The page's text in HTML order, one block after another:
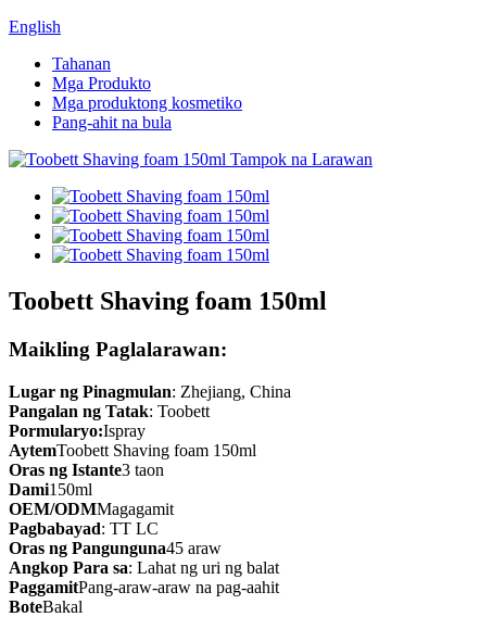
English
Tahanan
Mga Produkto
Mga produktong kosmetiko
Pang-ahit na bula
Toobett Shaving foam 150ml
Maikling Paglalarawan:
Lugar ng Pinagmulan: Zhejiang, China
Pangalan ng Tatak: Toobett
Pormularyo:Ispray
AytemToobett Shaving foam 150ml
Oras ng Istante3 taon
Dami150ml
OEM/ODMMagagamit
Pagbabayad: TT LC
Oras ng Pangunguna45 araw
Angkop Para sa: Lahat ng uri ng balat
PaggamitPang-araw-araw na pag-aahit
BoteBakal